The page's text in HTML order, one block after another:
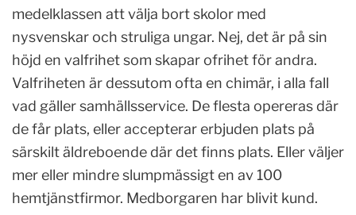
medelklassen att välja bort skolor med
nysvenskar och struliga ungar. Nej, det är på sin
höjd en valfrihet som skapar ofrihet för andra.
Valfriheten är dessutom ofta en chimär, i alla fall
vad gäller samhällsservice. De flesta opereras där
de får plats, eller accepterar erbjuden plats på
särskilt äldreboende där det finns plats. Eller väljer
mer eller mindre slumpmässigt en av 100
hemtjänstfirmor. Medborgaren har blivit kund.